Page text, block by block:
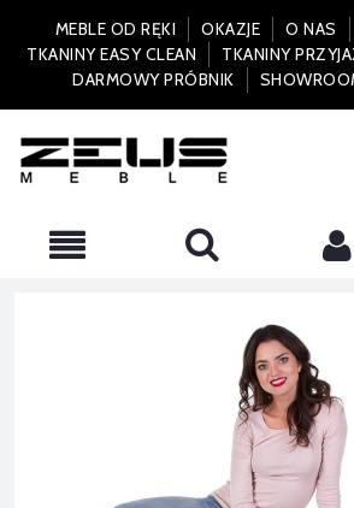
MEBLE OD RĘKI OKAZJE O NAS
TKANINY EASY CLEAN
TKANINY
DARMOWY PRÓBNIK